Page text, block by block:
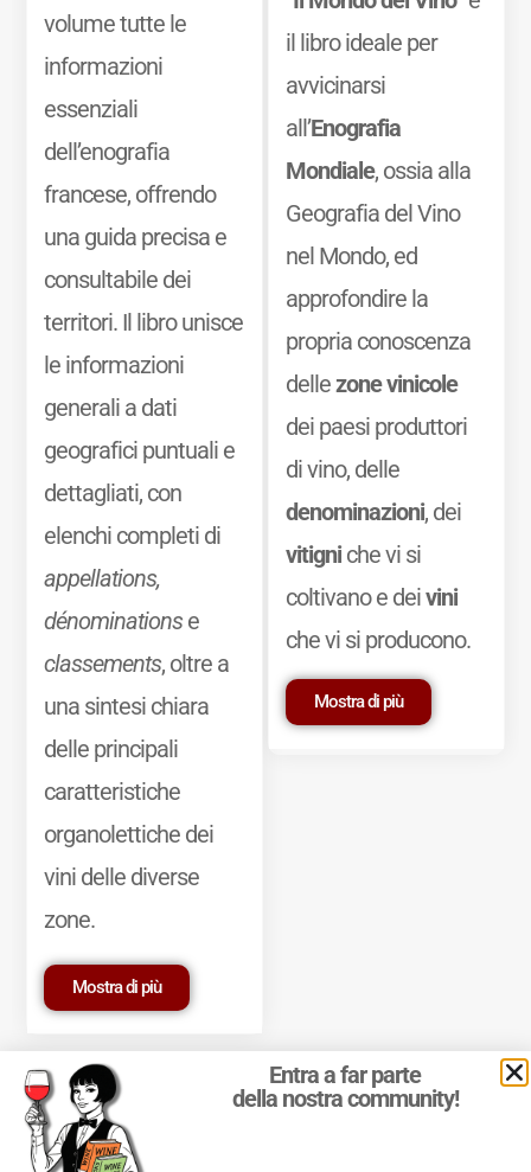
volume tutte le
informazioni
essenziali
dell’enografia
francese, offrendo
una guida precisa e
consultabile dei
territori. Il libro unisce
le informazioni
generali a dati
geografici puntuali e
dettagliati, con
elenchi completi di
appellations,
dénominationse
classements, oltre a
una sintesi chiara
delle principali
caratteristiche
organolettiche dei
vini delle diverse
zone.
Mostra di più
il libro ideale per
avvicinarsi
all’Enografia
Mondiale, ossia alla
Geografia del Vino
nel Mondo, ed
approfondire la
propria conoscenza
dellezone vinicole
dei paesi produttori
di vino, delle
denominazioni, dei
vitigniche vi si
coltivano e deivini
che vi si producono.
Mostra di più
Entra a far parte
della nostra community!